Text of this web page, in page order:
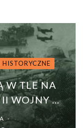
W TLE NA
WOJNY ...